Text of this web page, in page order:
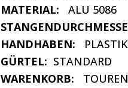
MATERIAL:
ALU 5086
HANDHABEN:
PLASTIK
GÜRTEL: STANDARD
WARENKORB:
TOUREN